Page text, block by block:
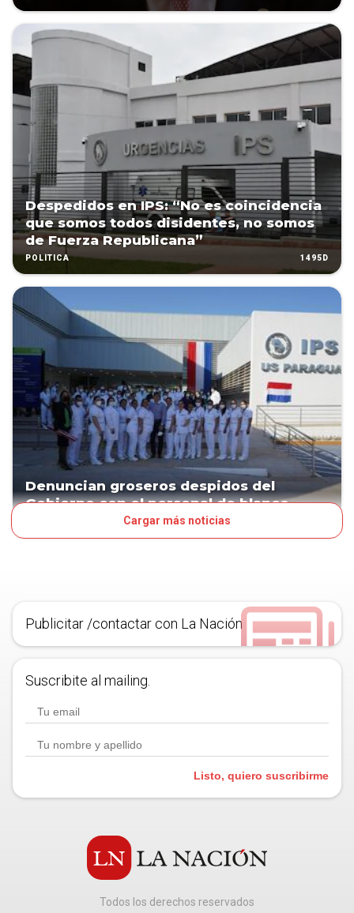
Despedidos en IPS: “No es coincidencia
que somos todos disidentes, no somos
de Fuerza Republicana”
POLÍTICA 1495D
Denuncian groseros despidos del
Gobierno con el personal de blanco
Cargar más noticias
Publicitar /contactar con La Nación
Suscribite al mailing.
Listo, quiero suscribirme
Todos los derechos reservados